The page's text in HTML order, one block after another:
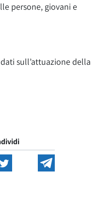
persone, giovani e
sull’attuazione della